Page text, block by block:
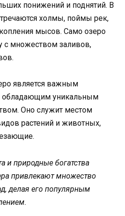
понижений и поднятий. В
холмы, поймы рек,
мысов. Само озеро
множеством заливов,
является важным
обладающим уникальным
Оно служит местом
растений и животных,
и природные богатства
привлекают множество
делая его популярным